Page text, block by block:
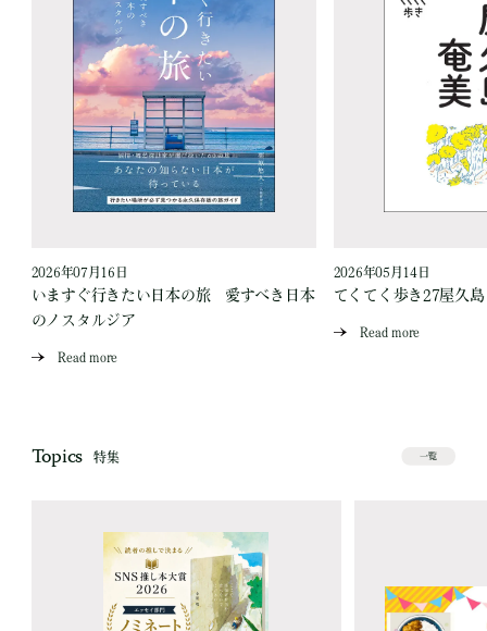
2026年07月16日
いますぐ行きたい日本の旅 愛すべき日本
のノスタルジア
Read more
2026年05月14日
てくてく歩き27屋久
Read more
Topics 特集 一覧